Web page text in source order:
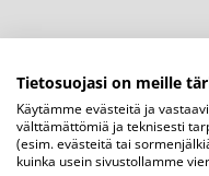
Tietosuojasi on meille
Käytämme evästeitä ja
välttämättömiä ja teknisesti
(esim. evästeitä tai
kuinka usein sivustollamme